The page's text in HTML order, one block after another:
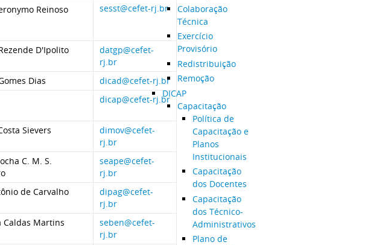
Reinoso sesst@cefet-rj.br
D'Ipolito
datgp@cefet-
rj.br
Dias
dicad@cefet-rj.br
dicap@cefet-rj.br
Sievers
dimov@cefet-
rj.br
C. M. S.
seape@cefet-
rj.br
de Carvalho
dipag@cefet-
rj.br
Caldas Martins
seben@cefet-
rj.br
Colaboração
Técnica
Exercício
Provisório
Redistribuição
Remoção
DICAP
Capacitação
Política de
Capacitação e
Planos
Institucionais
Capacitação
dos Docentes
Capacitação
dos Técnico-
Administrativos
Plano de